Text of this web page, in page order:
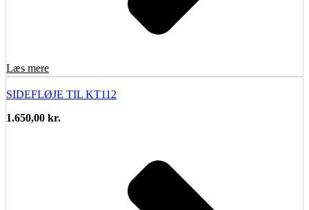
Læs mere
SIDEFLØJE TIL KT112
1.650,00 kr.